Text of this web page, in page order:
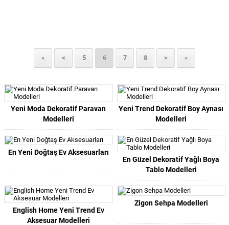
« < 5 6 7 8 > »
Yeni Moda Dekoratif Paravan
Modelleri
Yeni Trend Dekoratif Boy Aynası
Modelleri
En Yeni Doğtaş Ev Aksesuarları
En Güzel Dekoratif Yağlı Boya
Tablo Modelleri
English Home Yeni Trend Ev
Aksesuar Modelleri
Zigon Sehpa Modelleri